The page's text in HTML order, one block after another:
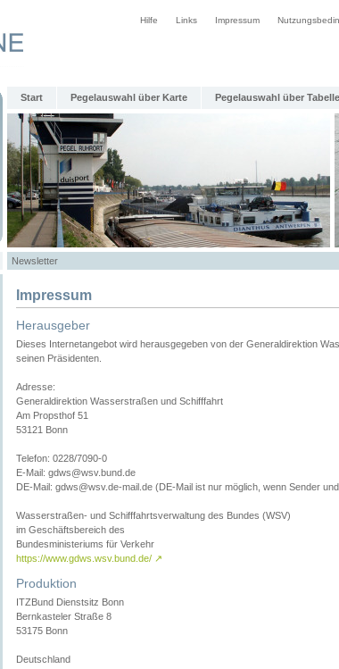
Hilfe Links Impressum
Start Pegelauswahl über Karte Pegelauswahl über Tabelle
Newsletter
Impressum
Herausgeber
Dieses Internetangebot wird herausgegeben von der Generaldirektion
seinen Präsidenten.
Adresse:
Generaldirektion Wasserstraßen und Schifffahrt
Am Propsthof 51
53121 Bonn
Telefon: 0228/7090-0
E-Mail: gdws@wsv.bund.de
DE-Mail: gdws@wsv.de-mail.de (DE-Mail ist nur möglich, wenn Sender
Wasserstraßen- und Schifffahrtsverwaltung des Bundes (WSV)
im Geschäftsbereich des
Bundesministeriums für Verkehr
https://www.gdws.wsv.bund.de/ ↗
Produktion
ITZBund Dienstsitz Bonn
Bernkasteler Straße 8
53175 Bonn
Deutschland